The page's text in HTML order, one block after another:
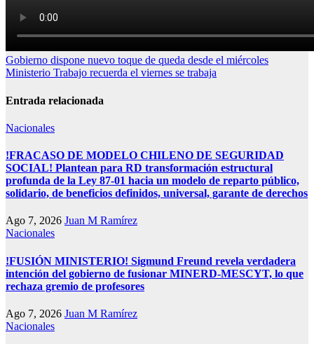
Navegación
de
entradas
Gobierno dispone nuevo toque de queda desde el miércoles
Ministerio Trabajo recuerda el viernes se trabaja
Entrada relacionada
Nacionales
!FRACASO DE MODELO CHILENO DE SEGURIDAD
SOCIAL! Plantean para RD transformación estructural
profunda de la Ley 87-01 hacia un modelo de reparto público,
solidario, de beneficios definidos, universal, garante de derechos
Ago 7, 2026 Juan M Ramírez
Nacionales
!FUSIÓN MINISTERIO! Sigmund Freund revela verdadera
intención del gobierno de fusionar MINERD-MESCYT, lo que
rechaza gremio de profesores
Ago 7, 2026 Juan M Ramírez
Nacionales